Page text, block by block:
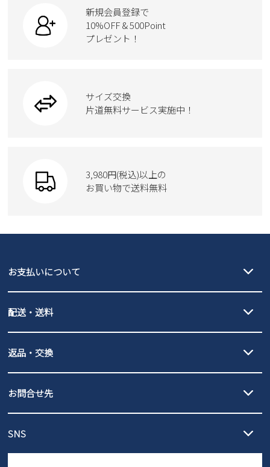
カジュアルシューズ
ワークシューズ
ウェア
moz
ローファー
ブーツ
Parade
GAP
スクール
new balance
瞬足
ボディバッグ
ハンドバッグ
トートバッグ
ケア用品
新規会員登録で
10%OFF & 500Point
プレゼント！
サイズ交換
片道無料サービス実施中！
3,980円(税込)以上の
お買い物で送料無料
お支払いについて
PayPay（オンライン決済）、代金引換のご利用が可能です。
配送・送料
北海道・本州・四国・九州…550円
3,980円（税込）以上お買い上げで送料無料
発送日・送料詳細については
ご利用ください。
全国一律…220円（税込）
発送日・送料詳細についてはご利用ガイドを
ご利用ください。
返品・交換
の片道無料サービスを実施中！
ントとしても安心してご利用いただけるよう、サイズ交換の受付期
お問合せ先
営業時間：11時～17時
SNS